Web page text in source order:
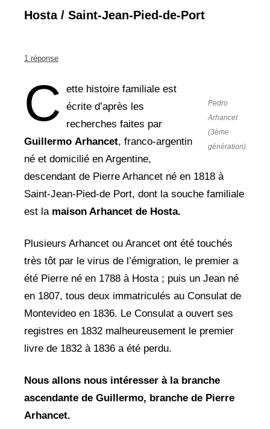
Hosta / Saint-Jean-Pied-de-Port
1 réponse
Pedro
Arhancet
(3ème
génération)
C
ette histoire familiale est
écrite d’après les
recherches faites par
Guillermo Arhancet, franco-argentin
né et domicilié en Argentine,
descendant de Pierre Arhancet né en 1818 à
Saint-Jean-Pied-de Port, dont la souche familiale
est la maison Arhancet de Hosta.
Plusieurs Arhancet ou Arancet ont été touchés
très tôt par le virus de l’émigration, le premier a
été Pierre né en 1788 à Hosta ; puis un Jean né
en 1807, tous deux immatriculés au Consulat de
Montevideo en 1836. Le Consulat a ouvert ses
registres en 1832 malheureusement le premier
livre de 1832 à 1836 a été perdu.
Nous allons nous intéresser à la branche
ascendante de Guillermo, branche de Pierre
Arhancet.